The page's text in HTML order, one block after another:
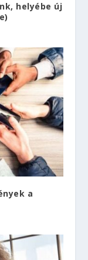
helyébe új
a